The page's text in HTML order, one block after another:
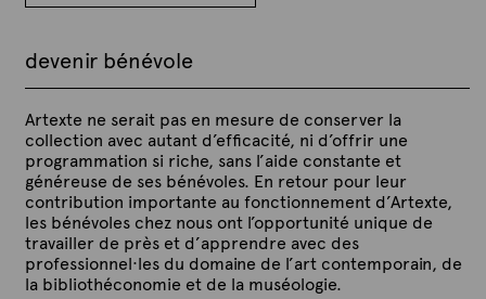
devenir bénévole
Artexte ne serait pas en mesure de conserver la
collection avec autant d’efficacité, ni d’offrir une
programmation si riche, sans l’aide constante et
généreuse de ses bénévoles. En retour pour leur
contribution importante au fonctionnement d’Artexte,
les bénévoles chez nous ont l’opportunité unique de
travailler de près et d’apprendre avec des
professionnel·les du domaine de l’art contemporain, de
la bibliothéconomie et de la muséologie.